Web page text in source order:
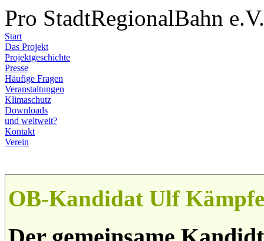
Pro StadtRegionalBahn e.V.
Start
Das Projekt
Projektgeschichte
Presse
Häufige Fragen
Veranstaltungen
Klimaschutz
Downloads
und weltweit?
Kontakt
Verein
OB-Kandidat Ulf